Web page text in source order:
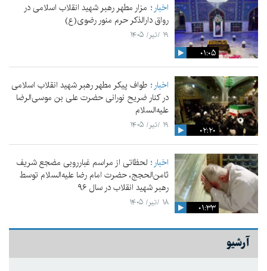
۰۱:۰۵
اخبار مزار مطهر رهبر شهید انقلاب اسلامی در
رواق دارالذکر حرم منور رضوی(ع)
۱۹ /تیر/ ۱۴۰۵
۰۲:۲۰
اخبار طواف پیکر مطهر رهبر شهید انقلاب اسلامی
در کنار ضریح نورانی حضرت علی‌ بن موسی‌الرضا
علیه‌السلام
۱۹ /تیر/ ۱۴۰۵
۰۱:۳۳
اخبار لحظاتی از مراسم غبارروبی مضجع شریف
ثامن‌الحجج، حضرت امام رضا علیه‌السلام توسط
رهبر شهید انقلاب در سال ۹۶
۱۸ /تیر/ ۱۴۰۵
آرشیو